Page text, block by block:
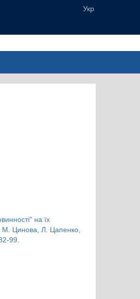
на їх
М. Цинова, Л. Цапенко,
99.